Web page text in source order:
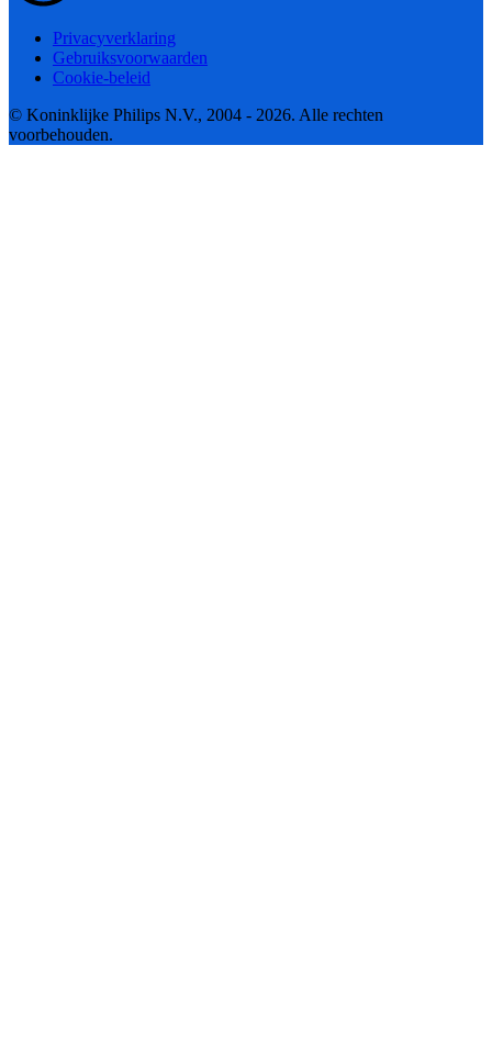
Privacyverklaring
Gebruiksvoorwaarden
Cookie-beleid
© Koninklijke Philips N.V., 2004 - 2026. Alle rechten
voorbehouden.